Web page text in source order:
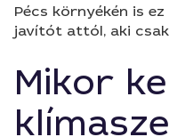
Pécs környékén is
javítót attól, aki
Mikor